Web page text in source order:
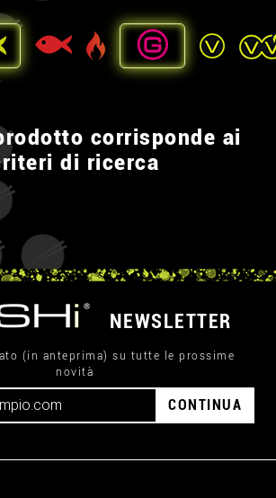
corrisponde ai
di ricerca
NEWSLETTER
(in anteprima) su tutte le prossime
novità
CONTINUA